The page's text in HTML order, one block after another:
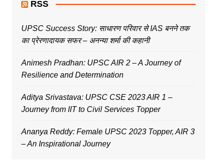
RSS
UPSC Success Story: साधारण परिवार से IAS बनने तक
का प्रेरणादायक सफर – अनन्या शर्मा की कहानी
Animesh Pradhan: UPSC AIR 2 – A Journey of
Resilience and Determination
Aditya Srivastava: UPSC CSE 2023 AIR 1 –
Journey from IIT to Civil Services Topper
Ananya Reddy: Female UPSC 2023 Topper, AIR 3
– An Inspirational Journey